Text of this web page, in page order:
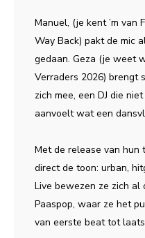
Manuel, (je kent ’m van
Way Back) pakt de mic
gedaan. Geza (je weet
Verraders 2026) brengt
zich mee, een DJ die
aanvoelt wat een
Met de release van hun
direct de toon: urban,
Live bewezen ze zich al
Paaspop, waar ze het
van eerste beat tot